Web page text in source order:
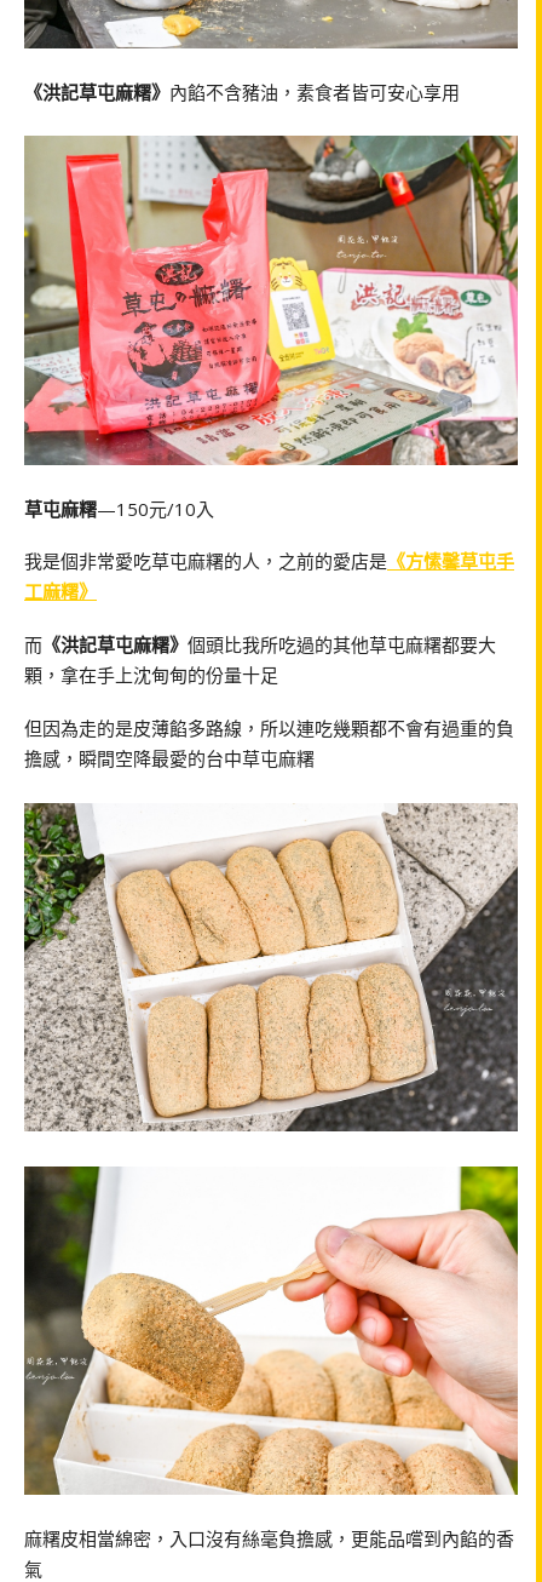
《洪記草屯麻糬》 內餡不含豬油，素食者皆可安心享用
草屯麻糬—150元/10入
我是個非常愛吃草屯麻糬的人，之前的愛店是 《方愫馨草屯手
工麻糬》
而 《洪記草屯麻糬》 個頭比我所吃過的其他草屯麻糬都要大
顆，拿在手上沈甸甸的份量十足
但因為走的是皮薄餡多路線，所以連吃幾顆都不會有過重的負
擔感，瞬間空降最愛的台中草屯麻糬
麻糬皮相當綿密，入口沒有絲毫負擔感，更能品嚐到內餡的香
氣